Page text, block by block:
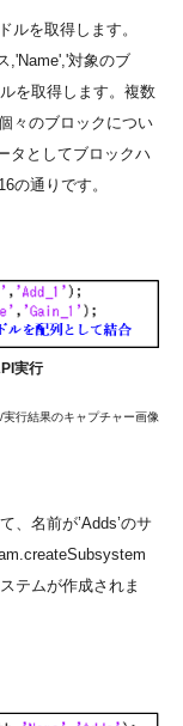
ルを取得します。
,'Name','対象のブ
を取得します。複数
々のブロックについ
タとしてブロックハ
の通りです。
実行
行結果のキャプチャー画像
、名前が’Adds’のサ
テムが作成されま